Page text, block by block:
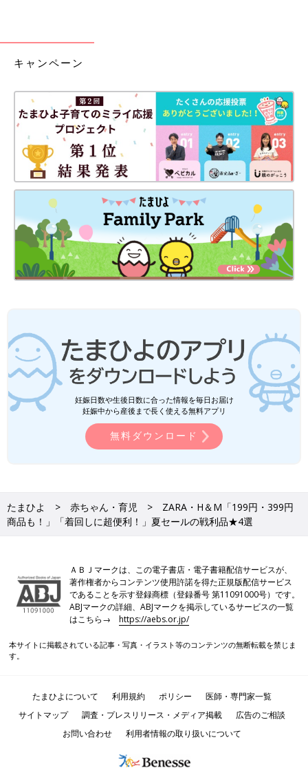
キャンペーン
妊娠日数や生後日数に合った情報を毎日お届け
妊娠中から産後まで長く使える無料アプリ
無料ダウンロード
たまひよ 赤ちゃん・育児
ZARA・H＆М「199円・399円
商品も！」「着回しに超便利！」夏セールの戦利品★4選
ＡＢＪマークは、この電子書店・電子書籍配信サービスが、
著作権者からコンテンツ使用許諾を得た正規版配信サービス
であることを示す登録商標（登録番号 第11091000号）です。
ABJマークの詳細、ABJマークを掲示しているサービスの一覧
はこちら→https://aebs.or.jp/
本サイトに掲載されている記事・写真・イラスト等のコンテンツの無断転載を禁じま
す。
たまひよについて 利用規約 ポリシー
医師・専門家一覧
サイトマップ
調査・プレスリリース・メディア掲載
広告のご相談
お問い合わせ
利用者情報の取り扱いについて